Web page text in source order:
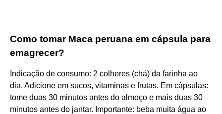
Como tomar Maca peruana em cápsula para
emagrecer?
Indicação de consumo: 2 colheres (chá) da farinha ao
dia. Adicione em sucos, vitaminas e frutas. Em cápsulas:
tome duas 30 minutos antes do almoço e mais duas 30
minutos antes do jantar. Importante: beba muita água ao